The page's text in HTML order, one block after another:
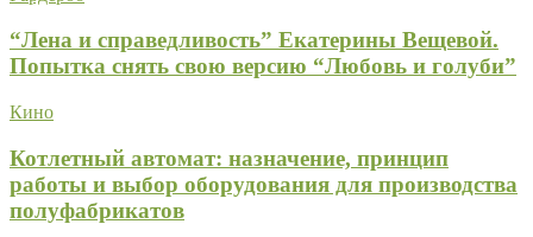
“Лена и справедливость” Екатерины Вещевой.
Попытка снять свою версию “Любовь и голуби”
Кино
Котлетный автомат: назначение, принцип
работы и выбор оборудования для производства
полуфабрикатов